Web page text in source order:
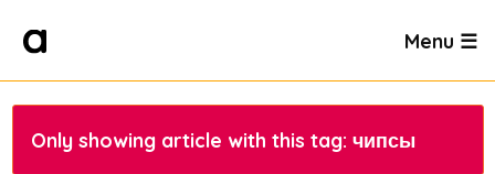
Menu ☰
Only showing article with this tag: чипсы